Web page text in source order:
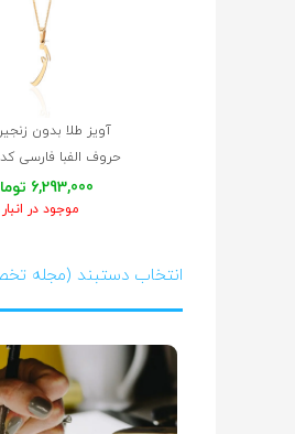
آویز طلا بدون
6,293,000 تومان
موجود در انبار
انتخاب دستبند (مجله